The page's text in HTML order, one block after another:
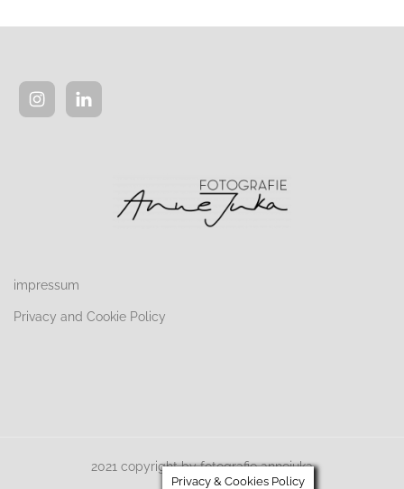
impressum
Privacy and Cookie Policy
2021 copyright by fotografie annejuka
Privacy & Cookies Policy